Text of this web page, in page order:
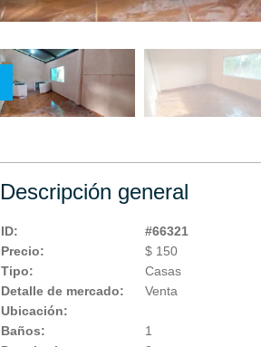
Descripción general
ID:
#66321
Precio:
$ 150
Tipo:
Casas
Detalle de mercado:
Venta
Ubicación:
Baños:
1